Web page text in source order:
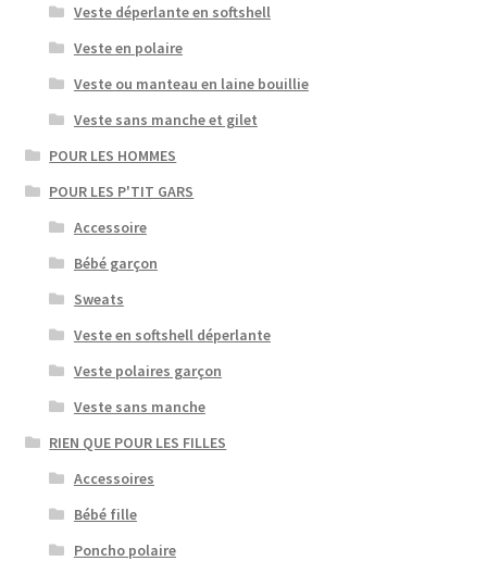
Veste déperlante en softshell
Veste en polaire
Veste ou manteau en laine bouillie
Veste sans manche et gilet
POUR LES HOMMES
POUR LES P'TIT GARS
Accessoire
Bébé garçon
Sweats
Veste en softshell déperlante
Veste polaires garçon
Veste sans manche
RIEN QUE POUR LES FILLES
Accessoires
Bébé fille
Poncho polaire